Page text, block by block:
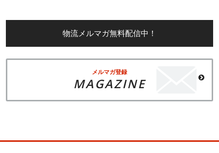
物流メルマガ無料配信中！
メルマガ登録
MAGAZINE